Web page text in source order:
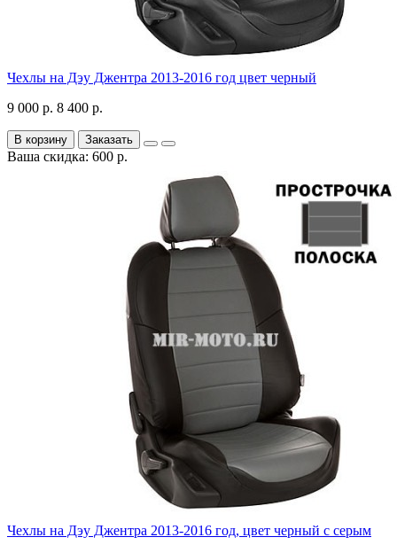
Чехлы на Дэу Джентра 2013-2016 год цвет черный
9 000 р. 8 400 р.
В корзину Заказать
Ваша скидка: 600 р.
Чехлы на Дэу Джентра 2013-2016 год, цвет черный с серым